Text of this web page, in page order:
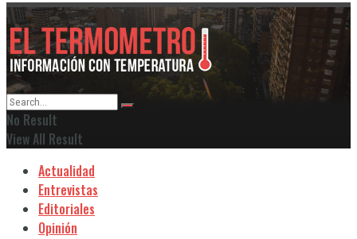
No Result
View All Result
Actualidad
Entrevistas
Editoriales
Opinión